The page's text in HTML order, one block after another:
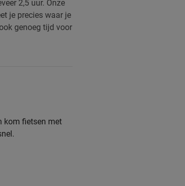
2,5 uur. Onze
je precies waar je
genoeg tijd voor
kom fietsen met